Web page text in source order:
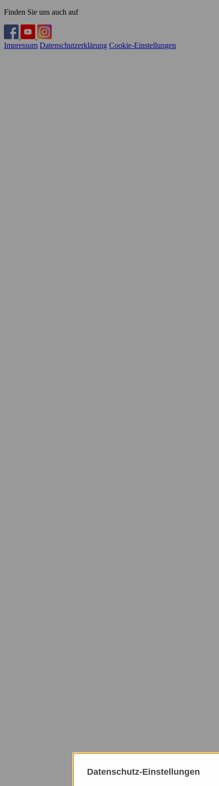
Finden Sie uns auch auf
Impressum Datenschutzerklärung Cookie-Einstellungen
Datenschutz-Einstellungen